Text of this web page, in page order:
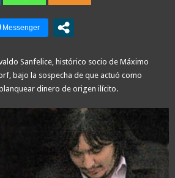
Sanfelice, histórico socio de Máximo
bajo la sospecha de que actuó como
dinero de origen ilícito.